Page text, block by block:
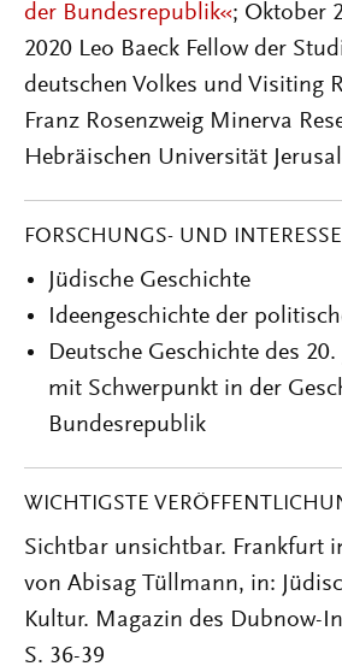
der Bundesrepublik«; Oktober
2020 Leo Baeck Fellow der
deutschen Volkes und Visiting
Franz Rosenzweig Minerva
Hebräischen Universität
FORSCHUNGS- UND
Jüdische Geschichte
Ideengeschichte der
Deutsche Geschichte des
mit Schwerpunkt in der
Bundesrepublik
WICHTIGSTE
Sichtbar unsichtbar. Frankfurt
von Abisag Tüllmann, in:
Kultur. Magazin des Dubnow-
S. 36-39